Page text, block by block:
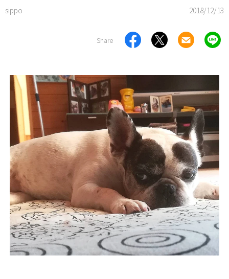
sippo 2018/12/13
Share